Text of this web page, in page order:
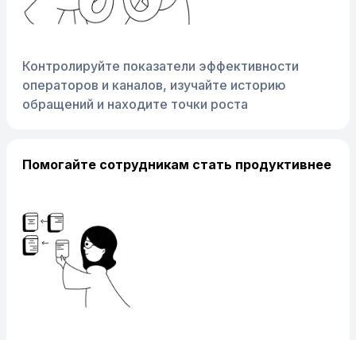
Контролируйте показатели эффективности
операторов и каналов, изучайте историю
обращений и находите точки роста
Помогайте сотрудникам стать продуктивнее